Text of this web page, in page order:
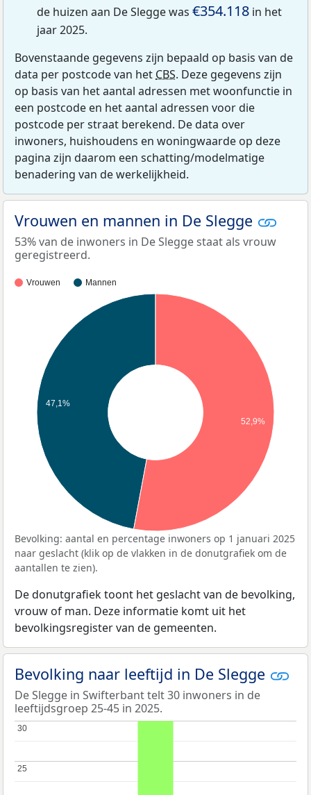
de huizen aan De Slegge was €354.118 in het
jaar 2025.
Bovenstaande gegevens zijn bepaald op basis van de
data per postcode van het CBS. Deze gegevens zijn
op basis van het aantal adressen met woonfunctie in
een postcode en het aantal adressen voor die
postcode per straat berekend. De data over
inwoners, huishoudens en woningwaarde op deze
pagina zijn daarom een schatting/modelmatige
benadering van de werkelijkheid.
Vrouwen en mannen in De Slegge
53% van de inwoners in De Slegge staat als vrouw
geregistreerd.
Vrouwen Mannen
47,1%
52,9%
Bevolking: aantal en percentage inwoners op 1 januari 2025
naar geslacht (klik op de vlakken in de donutgrafiek om de
aantallen te zien).
De donutgrafiek toont het geslacht van de bevolking,
vrouw of man. Deze informatie komt uit het
bevolkingsregister van de gemeenten.
Bevolking naar leeftijd in De Slegge
De Slegge in Swifterbant telt 30 inwoners in de
leeftijdsgroep 25-45 in 2025.
25
25
30
30